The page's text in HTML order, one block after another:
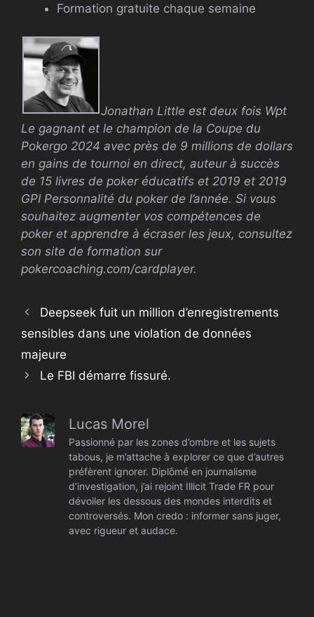
Formation gratuite chaque semaine
Jonathan Little est deux fois Wpt
Le gagnant et le champion de la Coupe du
Pokergo 2024 avec près de 9 millions de dollars
en gains de tournoi en direct, auteur à succès
de 15 livres de poker éducatifs et 2019 et 2019
GPI Personnalité du poker de l’année. Si vous
souhaitez augmenter vos compétences de
poker et apprendre à écraser les jeux, consultez
son site de formation sur
pokercoaching.com/cardplayer.
Deepseek fuit un million d’enregistrements
sensibles dans une violation de données
majeure
Le FBI démarre fissuré.
Lucas Morel
Passionné par les zones d’ombre et les sujets
tabous, je m’attache à explorer ce que d’autres
préfèrent ignorer. Diplômé en journalisme
d’investigation, j’ai rejoint Illicit Trade FR pour
dévoiler les dessous des mondes interdits et
controversés. Mon credo : informer sans juger,
avec rigueur et audace.